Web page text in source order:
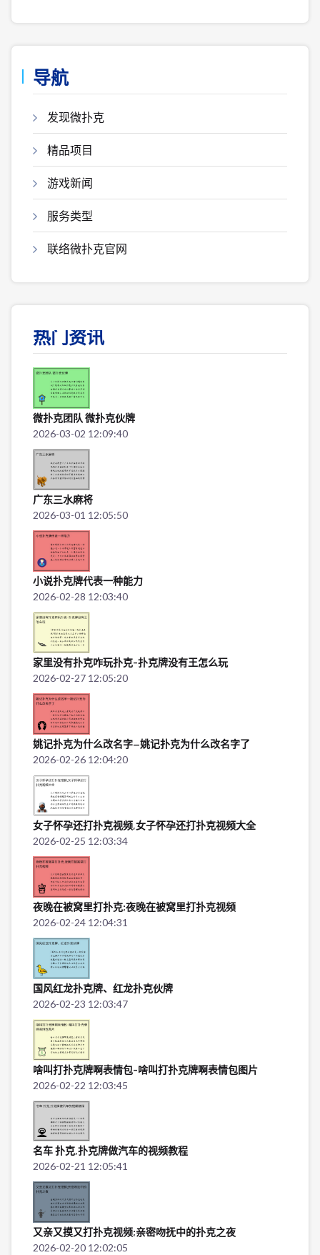
导航
发现微扑克
精品项目
游戏新闻
服务类型
联络微扑克官网
热门资讯
微扑克团队 微扑克伙牌
2026-03-02 12:09:40
广东三水麻将
2026-03-01 12:05:50
小说扑克牌代表一种能力
2026-02-28 12:03:40
家里没有扑克咋玩扑克-扑克牌没有王怎么玩
2026-02-27 12:05:20
姚记扑克为什么改名字—姚记扑克为什么改名字了
2026-02-26 12:04:20
女子怀孕还打扑克视频,女子怀孕还打扑克视频大全
2026-02-25 12:03:34
夜晚在被窝里打扑克;夜晚在被窝里打扑克视频
2026-02-24 12:04:31
国风红龙扑克牌、红龙扑克伙牌
2026-02-23 12:03:47
啥叫打扑克牌啊表情包-啥叫打扑克牌啊表情包图片
2026-02-22 12:03:45
名车 扑克,扑克牌做汽车的视频教程
2026-02-21 12:05:41
又亲又摸又打扑克视频;亲密吻抚中的扑克之夜
2026-02-20 12:02:05